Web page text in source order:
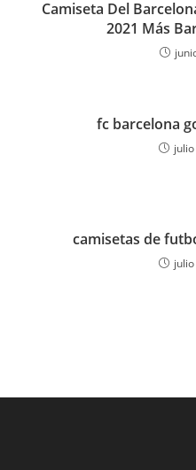
Camiseta Del
2021 Más
fc barcelona
camisetas de